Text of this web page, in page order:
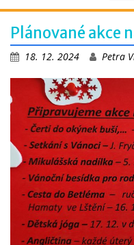
Plánované akce
18. 12. 2024 Petra